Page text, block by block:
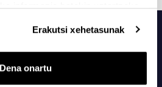
informazio batekin uztartzeko.
Erakutsi xehetasunak
Dena onartu